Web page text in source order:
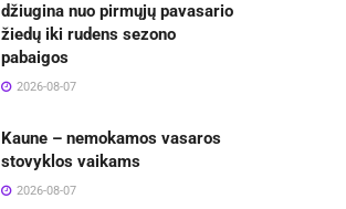
džiugina nuo pirmųjų pavasario
žiedų iki rudens sezono
pabaigos
2026-08-07
Kaune – nemokamos vasaros
stovyklos vaikams
2026-08-07